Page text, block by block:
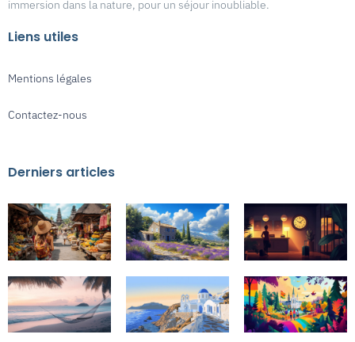
immersion dans la nature, pour un séjour inoubliable.
Liens utiles
Mentions légales
Contactez-nous
Derniers articles